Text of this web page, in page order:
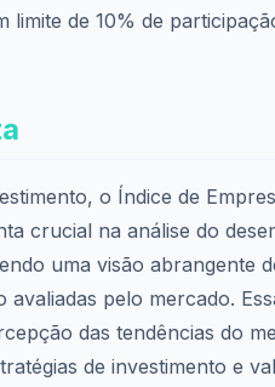
limite de 10% de
o Índice de
crucial na análise do
uma visão abrangente
avaliadas pelo mercado.
das tendências do
de investimento e